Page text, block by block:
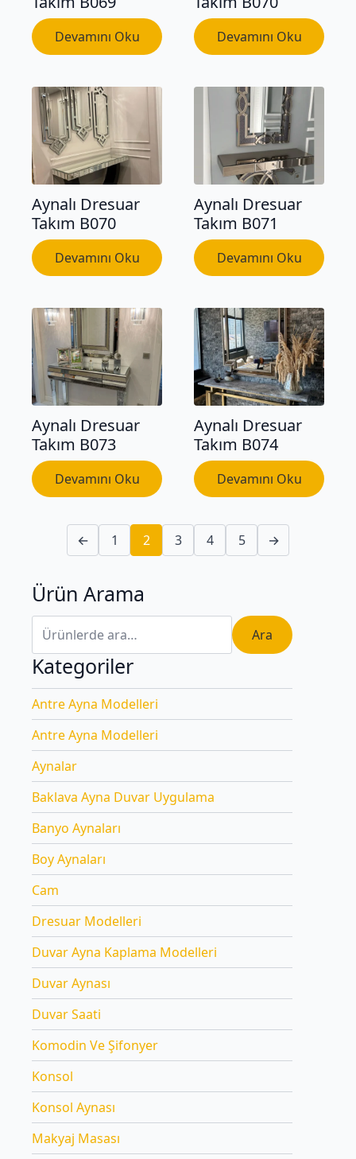
Devamını Oku Devamını Oku
Aynalı Dresuar
Takım B070
Devamını Oku
Aynalı Dresuar
Takım B071
Devamını Oku
Aynalı Dresuar
Takım B073
Devamını Oku
Aynalı Dresuar
Takım B074
Devamını Oku
← 1 2 3 4 5 →
Ürün Arama
Ara:
Ara
Kategoriler
Antre Ayna Modelleri
Antre Ayna Modelleri
Aynalar
Baklava Ayna Duvar Uygulama
Banyo Aynaları
Boy Aynaları
Cam
Dresuar Modelleri
Duvar Ayna Kaplama Modelleri
Duvar Aynası
Duvar Saati
Komodin Ve Şifonyer
Konsol
Konsol Aynası
Makyaj Masası